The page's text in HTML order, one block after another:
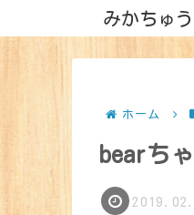
みかちゅ
ホーム
bearち